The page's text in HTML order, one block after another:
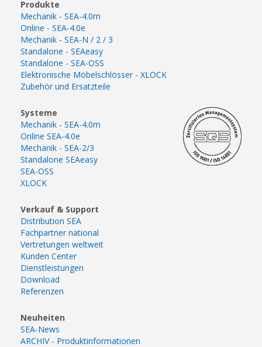
Produkte
Mechanik - SEA-4.0m
Online - SEA-4.0e
Mechanik - SEA-N / 2 / 3
Standalone - SEAeasy
Standalone - SEA-OSS
Elektronische Möbelschlösser - XLOCK
Zubehör und Ersatzteile
Systeme
Mechanik - SEA-4.0m
Online SEA-4.0e
Mechanik - SEA-2/3
Standalone SEAeasy
SEA-OSS
XLOCK
Verkauf & Support
Distribution SEA
Fachpartner national
Vertretungen weltweit
Kunden Center
Dienstleistungen
Download
Referenzen
Neuheiten
SEA-News
ARCHIV - Produktinformationen